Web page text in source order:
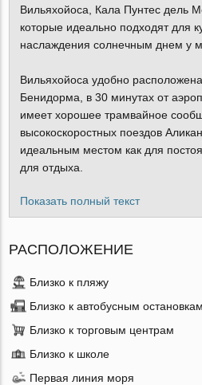
Вильяхойоса, Кала Пунтес дель
которые идеально подходят для
наслаждения солнечным днем у
Вильяхойоса удобно
Бенидорма, в 30 минутах от
имеет хорошее трамвайное
высокоскоростных поездов
идеальным местом как для
для отдыха.
Показать полный текст
РАСПОЛОЖЕНИЕ
Близко к пляжу
Близко к автобусным остановкам
Близко к торговым центрам
Близко к школе
Первая линия моря